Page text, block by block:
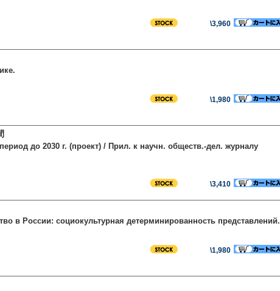
\3,960
\1,980
до 2030 г. (проект) / Прил. к научн. обществ.-дел. журналу
\3,410
в России: социокультурная детерминированность представлений.
\1,980